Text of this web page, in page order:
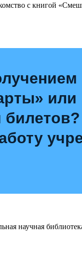
с книгой
или
научная